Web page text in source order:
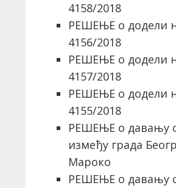
4158/2018
РЕШЕЊЕ о додели
4156/2018
РЕШЕЊЕ о додели
4157/2018
РЕШЕЊЕ о додели
4155/2018
РЕШЕЊЕ о давању
између града
Мароко
РЕШЕЊЕ о давању